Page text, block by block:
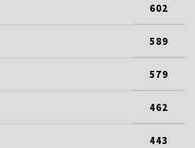
602
589
579
462
443